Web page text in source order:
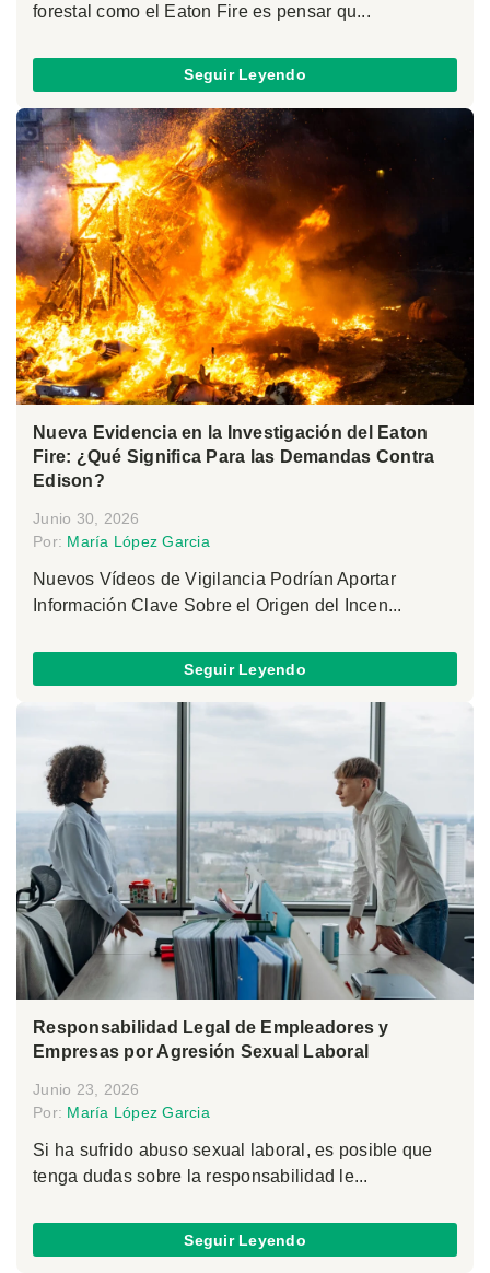
forestal como el Eaton Fire es pensar qu...
Seguir Leyendo
Nueva Evidencia en la Investigación del Eaton
Fire: ¿Qué Significa Para las Demandas Contra
Edison?
Junio 30, 2026
Por: María López Garcia
Nuevos Vídeos de Vigilancia Podrían Aportar
Información Clave Sobre el Origen del Incen...
Seguir Leyendo
Responsabilidad Legal de Empleadores y
Empresas por Agresión Sexual Laboral
Junio 23, 2026
Por: María López Garcia
Si ha sufrido abuso sexual laboral, es posible que
tenga dudas sobre la responsabilidad le...
Seguir Leyendo